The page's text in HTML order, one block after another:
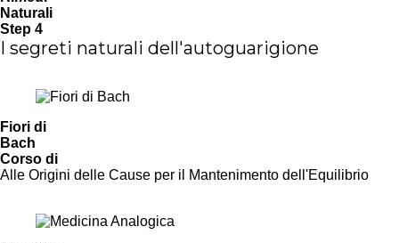
Naturali
Step 4
I segreti naturali dell'autoguarigione
Fiori di
Bach
Corso di
Alle Origini delle Cause per il Mantenimento dell'Equilibrio